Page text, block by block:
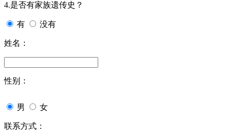
4.是否有家族遗传史？
有 没有
姓名：
性别：
男 女
联系方式：